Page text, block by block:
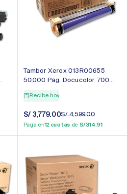
Tambor Xerox 013R00655
50,000 Pág. Docucolor 700
Recibe hoy
Precio
de
venta
S/ 3,779.00
Precio
regular
S/ 4,599.00
Paga en12 cuotas de S/ 314.91